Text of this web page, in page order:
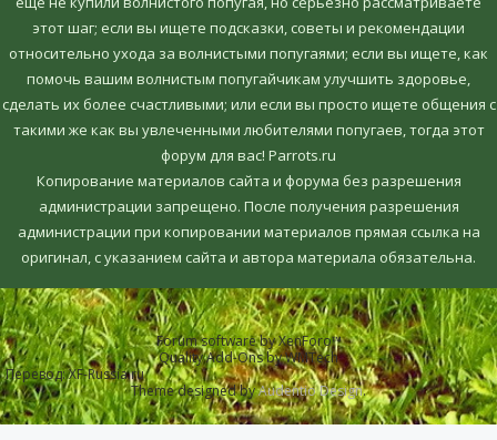
этот шаг; если вы ищете подсказки, советы и рекомендации
относительно ухода за волнистыми попугаями; если вы ищете, как
помочь вашим волнистым попугайчикам улучшить здоровье,
сделать их более счастливыми; или если вы просто ищете общения с
такими же как вы увлеченными любителями попугаев, тогда этот
форум для вас! Parrots.ru
Копирование материалов сайта и форума без разрешения
администрации запрещено. После получения разрешения
администрации при копировании материалов прямая ссылка на
оригинал, c указанием сайта и автора материала обязательна.
Forum software by XenForo™
Quality Add-Ons by WMTech
Перевод:XF-Russia.ru
Theme designed byAudentio Design.